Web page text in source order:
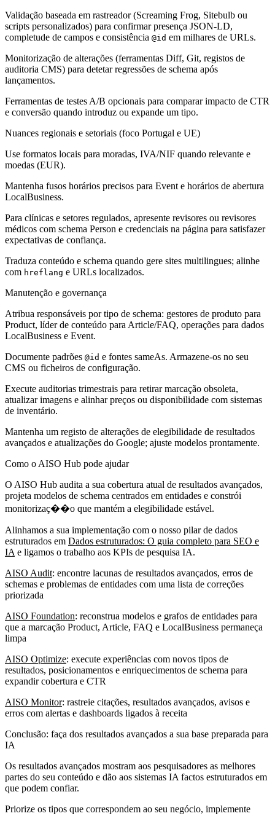
Validação baseada em rastreador (Screaming Frog, Sitebulb ou
scripts personalizados) para confirmar presença JSON-LD,
completude de campos e consistência @id em milhares de URLs.
Monitorização de alterações (ferramentas Diff, Git, registos de
auditoria CMS) para detetar regressões de schema após
lançamentos.
Ferramentas de testes A/B opcionais para comparar impacto de CTR
e conversão quando introduz ou expande um tipo.
Nuances regionais e setoriais (foco Portugal e UE)
Use formatos locais para moradas, IVA/NIF quando relevante e
moedas (EUR).
Mantenha fusos horários precisos para Event e horários de abertura
LocalBusiness.
Para clínicas e setores regulados, apresente revisores ou revisores
médicos com schema Person e credenciais na página para satisfazer
expectativas de confiança.
Traduza conteúdo e schema quando gere sites multilingues; alinhe
com hreflang e URLs localizados.
Manutenção e governança
Atribua responsáveis por tipo de schema: gestores de produto para
Product, líder de conteúdo para Article/FAQ, operações para dados
LocalBusiness e Event.
Documente padrões @id e fontes sameAs. Armazene-os no seu
CMS ou ficheiros de configuração.
Execute auditorias trimestrais para retirar marcação obsoleta,
atualizar imagens e alinhar preços ou disponibilidade com sistemas
de inventário.
Mantenha um registo de alterações de elegibilidade de resultados
avançados e atualizações do Google; ajuste modelos prontamente.
Como o AISO Hub pode ajudar
O AISO Hub audita a sua cobertura atual de resultados avançados,
projeta modelos de schema centrados em entidades e constrói
monitorizaç��o que mantém a elegibilidade estável.
Alinhamos a sua implementação com o nosso pilar de dados
estruturados em Dados estruturados: O guia completo para SEO e
IA e ligamos o trabalho aos KPIs de pesquisa IA.
AISO Audit: encontre lacunas de resultados avançados, erros de
schemas e problemas de entidades com uma lista de correções
priorizada
AISO Foundation: reconstrua modelos e grafos de entidades para
que a marcação Product, Article, FAQ e LocalBusiness permaneça
limpa
AISO Optimize: execute experiências com novos tipos de
resultados, posicionamentos e enriquecimentos de schema para
expandir cobertura e CTR
AISO Monitor: rastreie citações, resultados avançados, avisos e
erros com alertas e dashboards ligados à receita
Conclusão: faça dos resultados avançados a sua base preparada para
IA
Os resultados avançados mostram aos pesquisadores as melhores
partes do seu conteúdo e dão aos sistemas IA factos estruturados em
que podem confiar.
Priorize os tipos que correspondem ao seu negócio, implemente